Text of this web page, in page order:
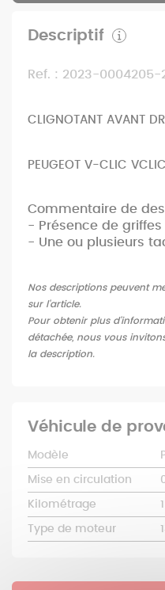
Descriptif
Ref. : 2023-0004205-
CLIGNOTANT AVANT
PEUGEOT V-CLIC
Commentaire de
- Présence de griffes
- Une ou plusieurs
Nos descriptions peuvent
sur l'article.
Pour obtenir plus
détachée, nous vous
la description.
Véhicule de
Modèle
Mise en circulation
Kilométrage
Type de moteur